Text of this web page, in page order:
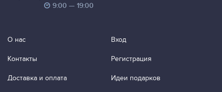
9:00 — 19:00
О нас
Контакты
Доставка и оплата
Вход
Регистрация
Идеи подарков